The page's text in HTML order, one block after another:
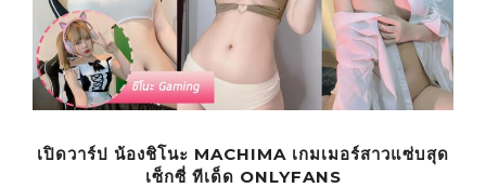
เปิดวาร์ป น้องชิโนะ MACHIMA เกมเมอร์สาวแซ่บสุด
เซ็กซี่ ทีเด็ด ONLYFANS